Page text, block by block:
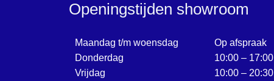
Openingstijden showroom
Maandag t/m woensdag
Donderdag
Vrijdag
Op afspraak
10:00 – 17:00
10:00 – 20:30